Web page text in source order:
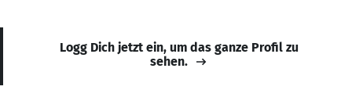
Logg Dich jetzt ein, um das ganze Profil zu
sehen.